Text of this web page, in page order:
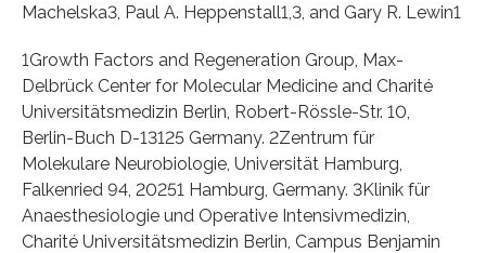
Machelska3, Paul A. Heppenstall1,3, and Gary R. Lewin1
1Growth Factors and Regeneration Group, Max-
Delbrück Center for Molecular Medicine and Charité
Universitätsmedizin Berlin, Robert-Rössle-Str. 10,
Berlin-Buch D-13125 Germany. 2Zentrum für
Molekulare Neurobiologie, Universität Hamburg,
Falkenried 94, 20251 Hamburg, Germany. 3Klinik für
Anaesthesiologie und Operative Intensivmedizin,
Charité Universitätsmedizin Berlin, Campus Benjamin